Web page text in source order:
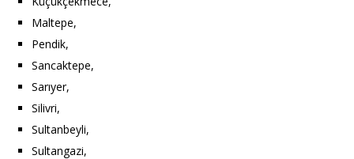
Maltepe,
Pendik,
Sancaktepe,
Sarıyer,
Silivri,
Sultanbeyli,
Sultangazi,